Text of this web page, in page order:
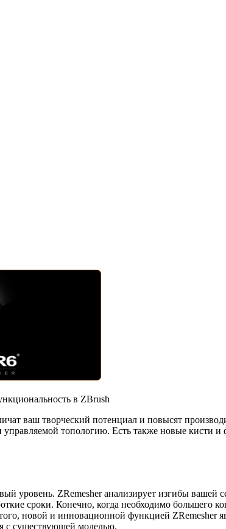
в ZBrush
ваш творческий потенциал и повысят
топологию. Есть также новые кисти
уровень. ZRemesher анализирует изгибы вашей
сроки. Конечно, когда необходимо большего
новой и инновационной функцией ZRemesher
с существующей моделью.